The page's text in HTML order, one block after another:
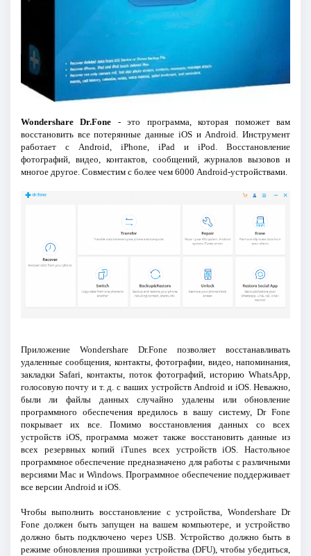
Wondershare Dr.Fone - это программа, которая поможет вам
восстановить все потерянные данные iOS и Android. Инструмент
работает с Android, iPhone, iPad и iPod. Восстановление
фотографий, видео, контактов, сообщений, журналов вызовов и
многое другое. Совместим с более чем 6000 Android-устройствами.
Приложение Wondershare Dr.Fone позволяет восстанавливать
удаленные сообщения, контакты, фотографии, видео, напоминания,
закладки Safari, контакты, поток фотографий, историю WhatsApp,
голосовую почту и т. д. с ваших устройств Android и iOS. Неважно,
были ли файлы данных случайно удалены или обновление
программного обеспечения вредилось в вашу систему, Dr Fone
покрывает их все. Помимо восстановления данных со всех
устройств iOS, программа может также восстановить данные из
всех резервных копий iTunes всех устройств iOS. Настольное
программное обеспечение предназначено для работы с различными
версиями Mac и Windows. Программное обеспечение поддерживает
все версии Android и iOS.
Чтобы выполнить восстановление с устройства, Wondershare Dr
Fone должен быть запущен на вашем компьютере, и устройство
должно быть подключено через USB. Устройство должно быть в
режиме обновления прошивки устройства (DFU), чтобы убедиться,